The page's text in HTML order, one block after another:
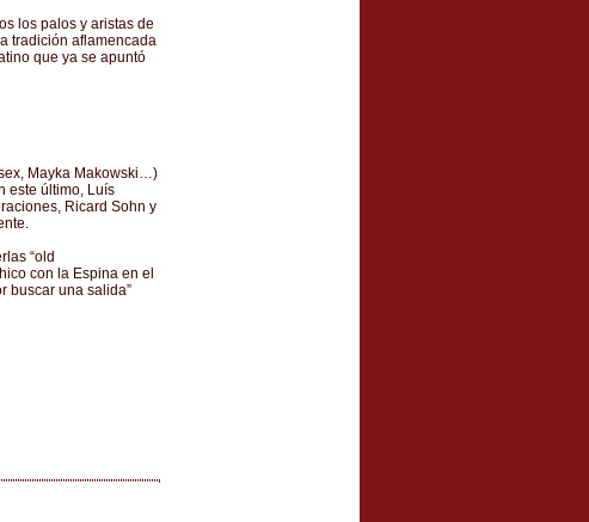
los palos y aristas de
tradición aflamencada
que ya se apuntó
Mayka Makowski…)
este último, Luís
Ricard Sohn y
“old
con la Espina en el
buscar una salida”